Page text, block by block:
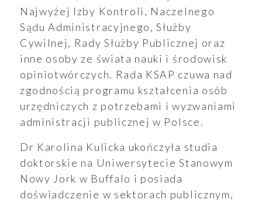
Wyszukiwarka
Najwyżej Izby Kontroli, Naczelnego
Sądu Administracyjnego, Służby
Cywilnej, Rady Służby Publicznej oraz
inne osoby ze świata nauki i środowisk
opiniotwórczych. Rada KSAP czuwa nad
zgodnością programu kształcenia osób
urzędniczych z potrzebami i wyzwaniami
administracji publicznej w Polsce.
Dr Karolina Kulicka ukończyła studia
doktorskie na Uniwersytecie Stanowym
Nowy Jork w Buffalo i posiada
doświadczenie w sektorach publicznym,